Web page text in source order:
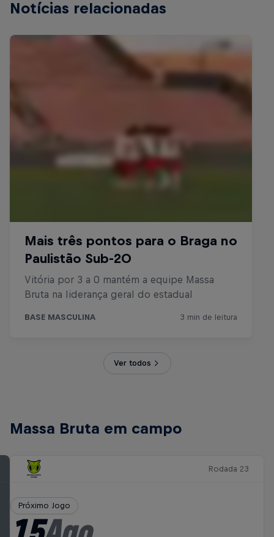
Notícias relacionadas
Ver todos
Massa Bruta em campo
Rodada 23
Próximo Jogo